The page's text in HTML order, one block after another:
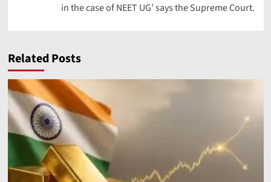
in the case of NEET UG’ says the Supreme Court.
Related Posts